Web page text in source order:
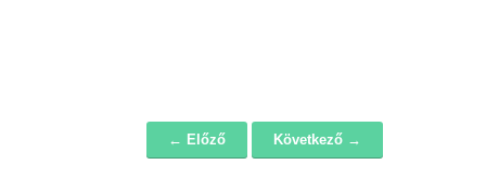
← Előző Következő →